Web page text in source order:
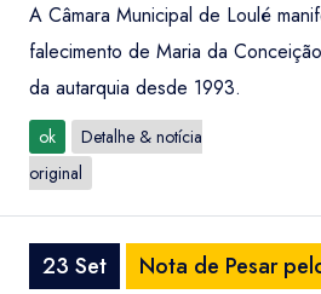
A Câmara Municipal de Loulé
falecimento de Maria da
da autarquia desde 1993.
ok
Detalhe & notícia
original
23 Set
Nota de Pesar